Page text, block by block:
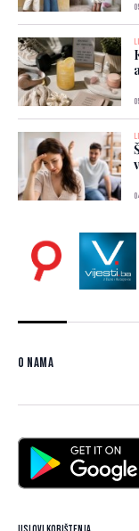
O nama